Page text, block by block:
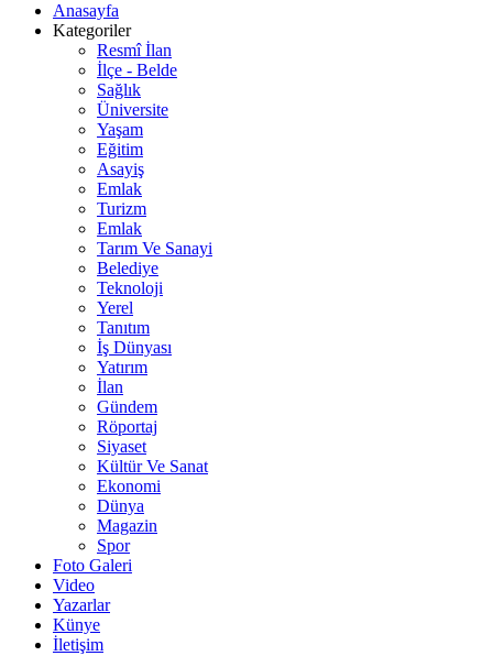
Anasayfa
Kategoriler
Resmî İlan
İlçe - Belde
Sağlık
Üniversite
Yaşam
Eğitim
Asayiş
Emlak
Turizm
Emlak
Tarım Ve Sanayi
Belediye
Teknoloji
Yerel
Tanıtım
İş Dünyası
Yatırım
İlan
Gündem
Röportaj
Siyaset
Kültür Ve Sanat
Ekonomi
Dünya
Magazin
Spor
Foto Galeri
Video
Yazarlar
Künye
İletişim